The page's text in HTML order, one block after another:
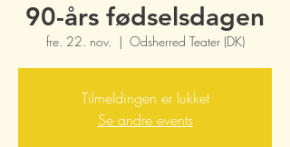
90-års fødselsdagen
fre. 22. nov.
  |
Odsherred Teater (DK)
Tilmeldingen er lukket
Se andre events